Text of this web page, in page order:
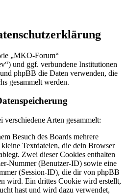
„MKO-Forum“
und ggf. verbundene Institutionen
phpBB die Daten verwenden, die
gesammelt werden.
Arten gesammelt:
Besuch des Boards mehrere
Textdateien, die dein Browser
Zwei dieser Cookies enthalten
Nummer (Benutzer-ID) sowie eine
(Session-ID), die dir von phpBB
wird. Ein drittes Cookie wird erstellt,
hast und wird dazu verwendet,